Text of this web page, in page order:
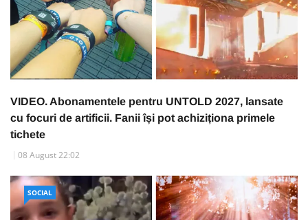
VIDEO. Abonamentele pentru UNTOLD 2027, lansate
cu focuri de artificii. Fanii își pot achiziționa primele
tichete
08 August 22:02
SOCIAL